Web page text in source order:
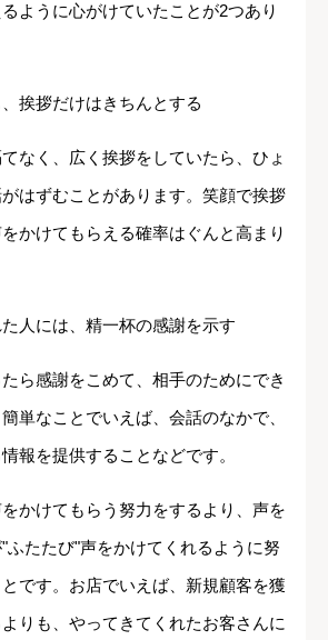
ように心がけていたことが2つあり
挨拶だけはきちんとする
なく、広く挨拶をしていたら、ひょ
はずむことがあります。笑顔で挨拶
かけてもらえる確率はぐんと高まり
人には、精一杯の感謝を示す
ら感謝をこめて、相手のためにでき
単なことでいえば、会話のなかで、
報を提供することなどです。
かけてもらう努力をするより、声を
ふたたび"声をかけてくれるように努
です。お店でいえば、新規顧客を獲
りも、やってきてくれたお客さんに